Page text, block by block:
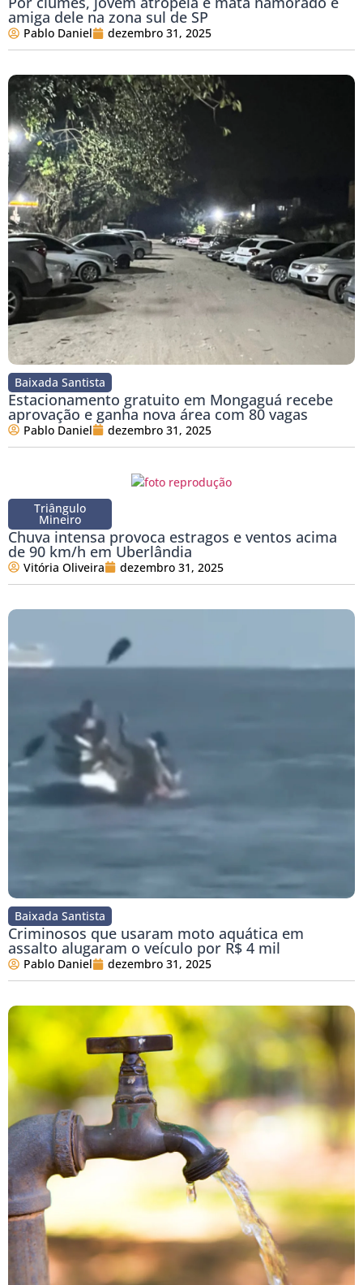
amiga dele na zona sul de SP
Pablo Daniel dezembro 31, 2025
Baixada Santista
Estacionamento gratuito em Mongaguá recebe
aprovação e ganha nova área com 80 vagas
Pablo Daniel dezembro 31, 2025
Triângulo
Mineiro
Chuva intensa provoca estragos e ventos acima
de 90 km/h em Uberlândia
Vitória Oliveira dezembro 31, 2025
Baixada Santista
Criminosos que usaram moto aquática em
assalto alugaram o veículo por R$ 4 mil
Pablo Daniel dezembro 31, 2025